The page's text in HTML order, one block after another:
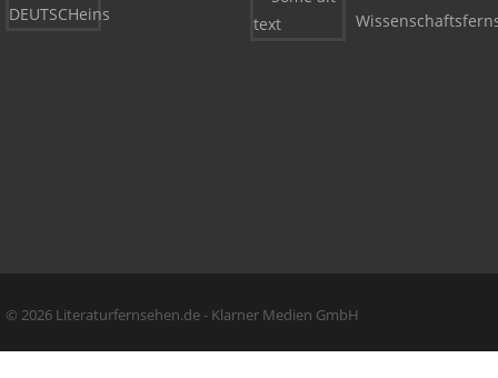
© 2026 Literaturfernsehen.de - Klarner Medien GmbH